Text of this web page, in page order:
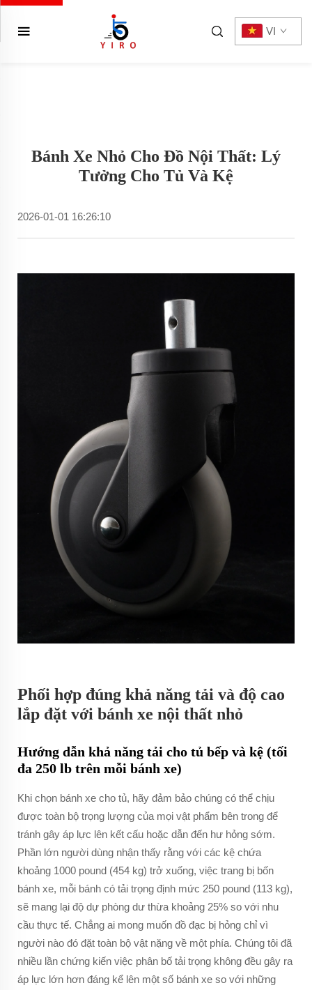
VI
Bánh Xe Nhỏ Cho Đồ Nội Thất: Lý
Tưởng Cho Tủ Và Kệ
2026-01-01 16:26:10
Phối hợp đúng khả năng tải và độ cao
lắp đặt với bánh xe nội thất nhỏ
Hướng dẫn khả năng tải cho tủ bếp và kệ (tối
đa 250 lb trên mỗi bánh xe)
Khi chọn bánh xe cho tủ, hãy đảm bảo chúng có thể chịu
được toàn bộ trọng lượng của mọi vật phẩm bên trong để
tránh gây áp lực lên kết cấu hoặc dẫn đến hư hỏng sớm.
Phần lớn người dùng nhận thấy rằng với các kệ chứa
khoảng 1000 pound (454 kg) trở xuống, việc trang bị bốn
bánh xe, mỗi bánh có tải trọng định mức 250 pound (113 kg),
sẽ mang lại độ dự phòng dư thừa khoảng 25% so với nhu
cầu thực tế. Chẳng ai mong muốn đồ đạc bị hỏng chỉ vì
người nào đó đặt toàn bộ vật nặng về một phía. Chúng tôi đã
nhiều lần chứng kiến việc phân bố tải trọng không đều gây ra
áp lực lớn hơn đáng kể lên một số bánh xe so với những